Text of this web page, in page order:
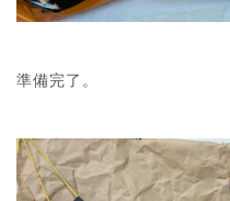
準備完了。